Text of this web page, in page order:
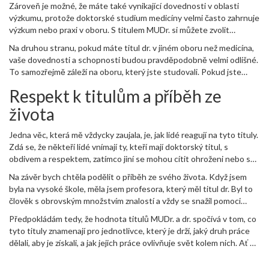
umíte se rychle přizpůsobit neustále se měnícímu prostředí
zdravotnických služeb.
Zároveň je možné, že máte také vynikající dovednosti v oblasti
výzkumu, protože doktorské studium medicíny velmi často zahrnuje
výzkum nebo praxi v oboru. S titulem MUDr. si můžete zvolit
psychiatr, pediatr a mnoho dalších.
Na druhou stranu, pokud máte titul dr. v jiném oboru než medicína,
vaše dovednosti a schopnosti budou pravděpodobně velmi odlišné.
To samozřejmě záleží na oboru, který jste studovali. Pokud jste
historických obdobích a máte schopnost kriticky se dívat na
historické události a interpretovat je v širším kontextu.
Respekt k titulům a příběh ze
života
Jedna věc, která mě vždycky zaujala, je, jak lidé reagují na tyto tituly.
Zdá se, že někteří lidé vnímají ty, kteří mají doktorský titul, s
obdivem a respektem, zatímco jiní se mohou cítit ohroženi nebo se
uvědomit, že ať už máme jakýkoli titul nebo vůbec žádný, vždy
bychom měli respektovat práci a úsilí druhých.
Na závěr bych chtěla podělit o příběh ze svého života. Když jsem
byla na vysoké škole, měla jsem profesora, který měl titul dr. Byl to
člověk s obrovským množstvím znalostí a vždy se snažil pomoci
ho zeptala, jak se cítí, když je lidé volají "doktor". Usmál se a řekl:
"Terezo, titul je jen titul. Opravdová hodnota člověka nespočívá v
tom, jaké má tituly, ale v tom, co dělá pro druhé a jaký je to člověk".
Předpokládám tedy, že hodnota titulů MUDr. a dr. spočívá v tom, co
tyto tituly znamenají pro jednotlivce, který je drží, jaký druh práce
dělali, aby je získali, a jak jejich práce ovlivňuje svět kolem nich. Ať už